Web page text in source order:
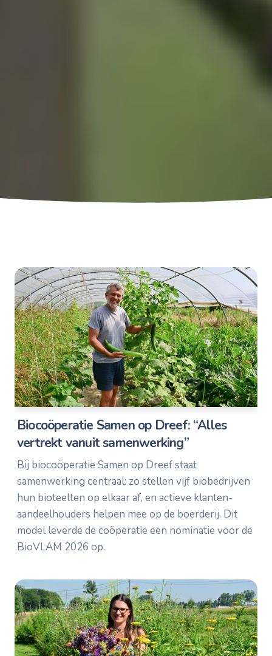
Biocoöperatie Samen op Dreef: “Alles
vertrekt vanuit samenwerking”
Bij biocoöperatie Samen op Dreef staat
samenwerking centraal: zo stellen vijf biobedrijven
hun bioteelten op elkaar af, en actieve klanten-
aandeelhouders helpen mee op de boerderij. Dit
model leverde de coöperatie een nominatie voor de
BioVLAM 2026 op.